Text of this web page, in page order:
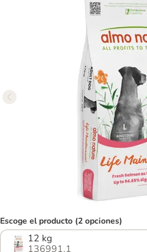
Escoge el producto (2 opciones)
12 kg
136991.1